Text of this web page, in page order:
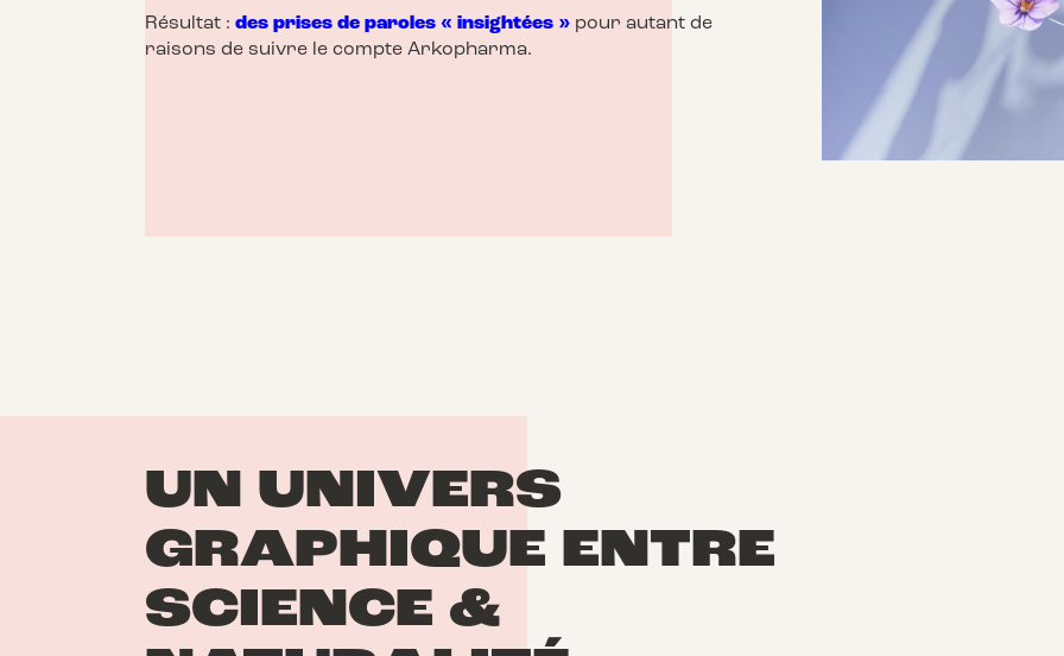
Résultat : des prises de paroles « insightées » pour autant de
raisons de suivre le compte Arkopharma.
UN UNIVERS
GRAPHIQUE ENTRE
SCIENCE &